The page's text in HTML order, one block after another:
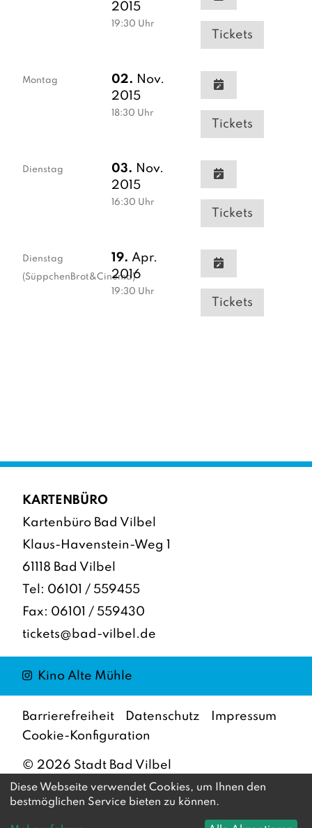
2015
19:30 Uhr
Tickets
Montag 02. Nov.
2015
18:30 Uhr
Tickets
Dienstag 03. Nov.
2015
16:30 Uhr
Tickets
Dienstag
(SüppchenBrot&Cinema)
19. Apr.
2016
19:30 Uhr
Tickets
KARTENBÜRO
Kartenbüro Bad Vilbel
Klaus-Havenstein-Weg 1
61118 Bad Vilbel
Tel: 06101 / 559455
Fax: 06101 / 559430
tickets@bad-vilbel.de
Instagram
Kino Alte Mühle
© 2026 Stadt Bad Vilbel
Barrierefreiheit Datenschutz
Impressum
Cookie-Konfiguration
Diese Webseite verwendet Cookies, um Ihnen den
bestmöglichen Service bieten zu können.